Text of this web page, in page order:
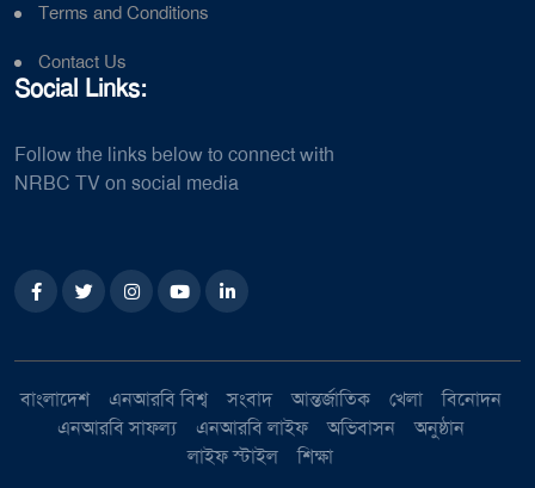
Terms and Conditions
Contact Us
Social Links:
Follow the links below to connect with
NRBC TV on social media
বাংলাদেশ এনআরবি বিশ্ব সংবাদ আন্তর্জাতিক খেলা
বিনোদন
এনআরবি সাফল্য
এনআরবি লাইফ অভিবাসন
অনুষ্ঠান
লাইফ স্টাইল
শিক্ষা